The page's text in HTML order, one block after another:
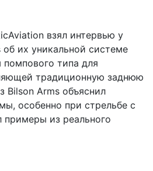
взял интервью у
их уникальной системе
помпового типа для
традиционную заднюю
Bilson Arms объяснил
особенно при стрельбе с
примеры из реального